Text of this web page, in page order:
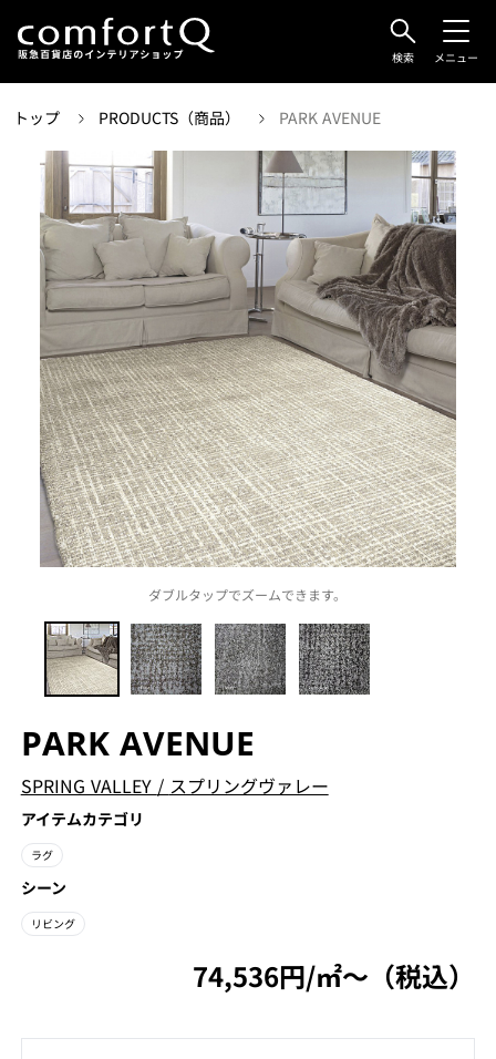
検索 メニュー
トップ PRODUCTS（商品） PARK AVENUE
ダブルタップでズームできます。
PARK AVENUE
SPRING VALLEY / スプリングヴァレー
アイテムカテゴリ
ラグ
シーン
リビング
74,536円/㎡〜（税込）